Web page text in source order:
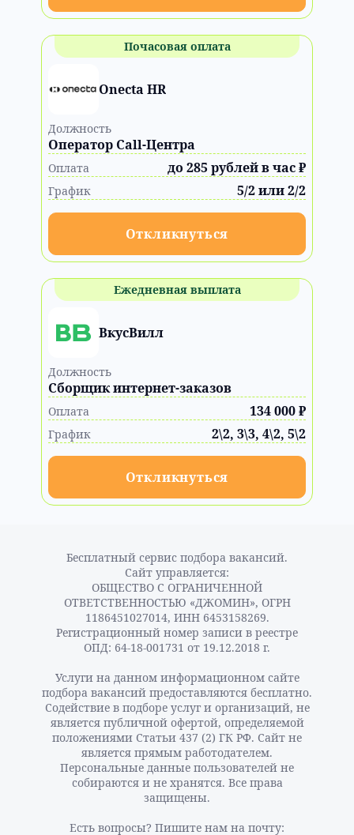
Почасовая оплата
Onecta HR
Должность
Оператор Call-Центра
Оплата до 285 рублей в час ₽
График 5/2 или 2/2
Откликнуться
Ежедневная выплата
ВкусВилл
Должность
Сборщик интернет-заказов
Оплата 134 000 ₽
График 2\2, 3\3, 4\2, 5\2
Откликнуться
Бесплатный сервис подбора вакансий.
Сайт управляется:
ОБЩЕСТВО С ОГРАНИЧЕННОЙ
ОТВЕТСТВЕННОСТЬЮ «ДЖОМИН», ОГРН
1186451027014, ИНН 6453158269.
Регистрационный номер записи в реестре
ОПД: 64-18-001731 от 19.12.2018 г.
Услуги на данном информационном сайте
подбора вакансий предоставляются бесплатно.
Содействие в подборе услуг и организаций, не
является публичной офертой, определяемой
положениями Статьи 437 (2) ГК РФ. Сайт не
является прямым работодателем.
Персональные данные пользователей не
собираются и не хранятся. Все права
защищены.
Есть вопросы? Пишите нам на почту: